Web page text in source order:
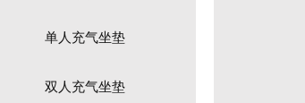
单人充气坐垫
双人充气坐垫